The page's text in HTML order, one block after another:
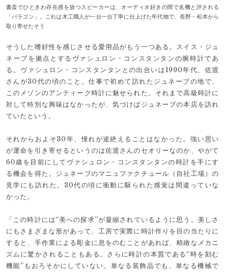
書斎でひときわ存在感を放つスピーカーは、オーディオ好きの間で名機と評される
「パラゴン」。これは木工職人が一台一台丁寧に仕上げた年代物で、長野・松本から
取り寄せたそう
そうした嗜好性を感じさせる愛用品がもう一つある。スイス・ジュ
ネーブを拠点とするヴァシュロン・コンスタンタンの腕時計であ
る。ヴァシュロン・コンスタンタンとの出合いは1990年代、佐渡
さんが30代の頃のこと。仕事で初めて訪れたジュネーブの地で、
このメゾンのアンティーク時計に魅せられた。それまで高級時計に
対して特別な興味はなかったが、気づけばジュネーブの本店を訪れ
ていたという。
それからおよそ30年、憧れが途絶えることはなかった。強い思い
が運命を引き寄せるというのは佐渡さんのセオリーなのか、やがて
60歳を目前にしてヴァシュロン・コンスタンタンの時計を手にす
る機会を得た。ジュネーブのマニュファクチュール（自社工場）の
見学にも訪れた。30代の頃に衝動に駆られた感覚は間違っていな
かった。
「この時計には“美への探求”が凝縮されているように思う。美しさ
にもさまざまな形があって、工房で実際に時計作りを目の当たりに
すると、手作業による彫金に息をのむことがあれば、精緻なメカニ
ズムに驚かされることもある。さらに時計の本質である“時を刻む
機能”もおろそかにしていない。単なる装飾品でも、単なる機械で